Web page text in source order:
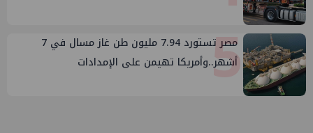
5
مصر تستورد 7.94 مليون طن غاز مسال في 7
أشهر..وأمريكا تهيمن على الإمدادات